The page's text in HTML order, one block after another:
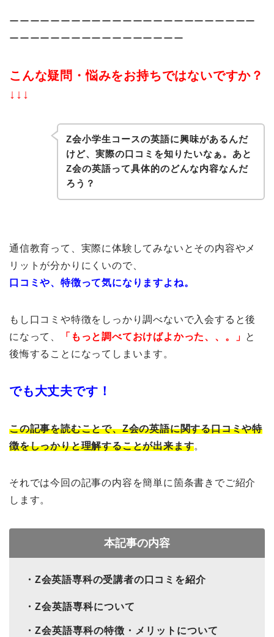
ーーーーーーーーーーーーーーーーーーーーーーーー
ーーーーーーーーーーーーーーーーー
こんな疑問・悩みをお持ちではないですか？
↓↓↓
Z会小学生コースの英語に興味があるんだ
けど、実際の口コミを知りたいなぁ。あと
Z会の英語って具体的のどんな内容なんだ
ろう？
通信教育って、実際に体験してみないとその内容やメ
リットが分かりにくいので、
口コミや、特徴って気になりますよね。
もし口コミや特徴をしっかり調べないで入会すると後
になって、
「もっと調べておけばよかった、、。」 と
後悔することになってしまいます。
でも大丈夫です！
この記事を読むことで、Z会の英語に関する口コミや特
徴をしっかりと理解することが出来ます。
それでは今回の記事の内容を簡単に箇条書きでご紹介
します。
本記事の内容
・Z会英語専科の受講者の口コミを紹介
・Z会英語専科について
・Z会英語専科の特徴・メリットについて